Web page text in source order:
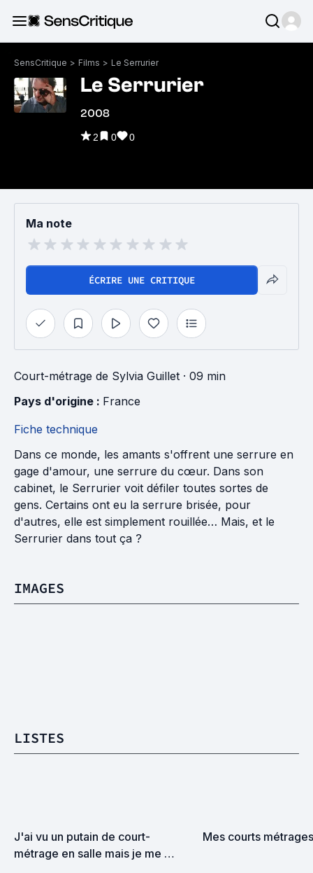
SensCritique > Films > Le Serrurier
Le Serrurier
2008
2 0 0
Ma note
ÉCRIRE UNE CRITIQUE
Court-métrage de Sylvia Guillet · 09 min
Pays d'origine : France
Fiche technique
Dans ce monde, les amants s'offrent une serrure en
gage d'amour, une serrure du cœur. Dans son
cabinet, le Serrurier voit défiler toutes sortes de
gens. Certains ont eu la serrure brisée, pour
d'autres, elle est simplement rouillée… Mais, et le
Serrurier dans tout ça ?
IMAGES
LISTES
J'ai vu un putain de court-
métrage en salle mais je me
Mes courts métrages